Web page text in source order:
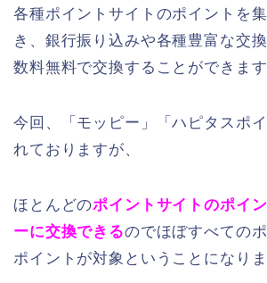
各種ポイントサイトのポイントを
き、銀行振り込みや各種豊富な交
数料無料で交換することができます
今回、「モッピー」「ハピタスポ
れておりますが、
ほとんどのポイントサイトのポイ
ーに交換できるのでほぼすべての
ポイントが対象ということになりま